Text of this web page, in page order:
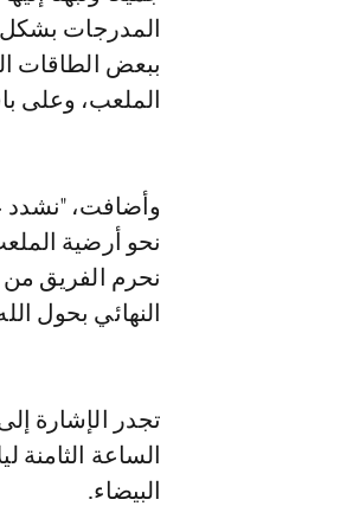
المدرجات
ببعض الطاقات
الملعب، وعلى
وأضافت، "نشدد
نحو أرضية
نحرم الفريق
النهائي بحول
تجدر الإشارة
الساعة الثامنة
البيضاء.